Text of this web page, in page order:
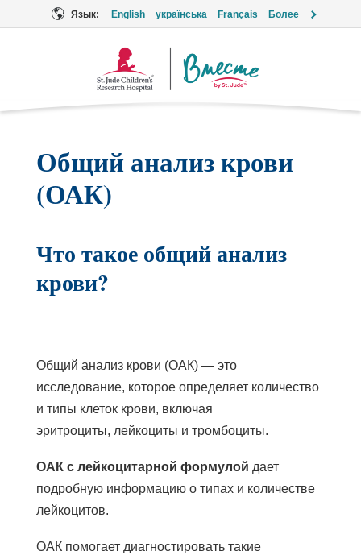
Язык: English українська Français Более
Логотип
Общий анализ крови
(ОАК)
Что такое общий анализ
крови?
Общий анализ крови (ОАК) — это
исследование, которое определяет количество
и типы клеток крови, включая
эритроциты, лейкоциты и тромбоциты.
ОАК с лейкоцитарной формулой дает
подробную информацию о типах и количестве
лейкоцитов.
ОАК помогает диагностировать такие